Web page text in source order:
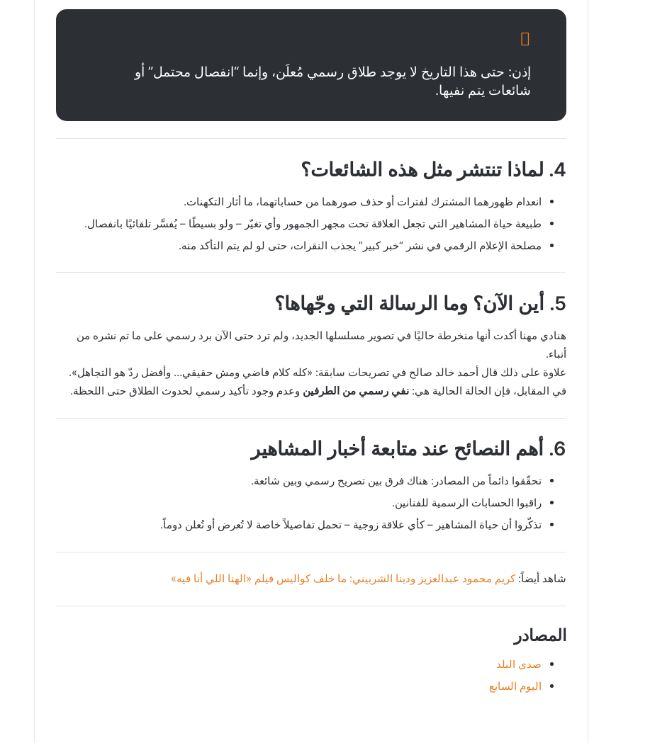
إذن: حتى هذا التاريخ لا يوجد طلاق رسمي مُعلَن، وإنما “انفصال محتمل” أو
شائعات يتم نفيها.
4. لماذا تنتشر مثل هذه الشائعات؟
انعدام ظهورهما المشترك لفترات أو حذف صورهما من حساباتهما، ما أثار التكهنات.
طبيعة حياة المشاهير التي تجعل العلاقة تحت مجهر الجمهور وأي تغيّر – ولو بسيطًا – يُفسَّر تلقائيًا بانفصال.
مصلحة الإعلام الرقمي في نشر “خبر كبير” يجذب النقرات، حتى لو لم يتم التأكد منه.
5. أين الآن؟ وما الرسالة التي وجّهاها؟
هنادي مهنا أكدت أنها منخرطة حاليًا في تصوير مسلسلها الجديد، ولم ترد حتى الآن برد رسمي على ما تم نشره من
أنباء.
علاوة على ذلك قال أحمد خالد صالح في تصريحات سابقة: «كله كلام فاضي ومش حقيقي… وأفضل ردّ هو التجاهل».
في المقابل، فإن الحالة الحالية هي: نفي رسمي من الطرفين وعدم وجود تأكيد رسمي لحدوث الطلاق حتى اللحظة.
6. أهم النصائح عند متابعة أخبار المشاهير
تحقّقوا دائماً من المصادر: هناك فرق بين تصريح رسمي وبين شائعة.
راقبوا الحسابات الرسمية للفنانين.
تذكّروا أن حياة المشاهير – كأي علاقة زوجية – تحمل تفاصيلاً خاصة لا تُعرض أو تُعلن دوماً.
شاهد أيضاً:كريم محمود عبدالعزيز ودينا الشربيني: ما خلف كواليس فيلم «الهنا اللي أنا فيه»
المصادر
صدى البلد
اليوم السابع